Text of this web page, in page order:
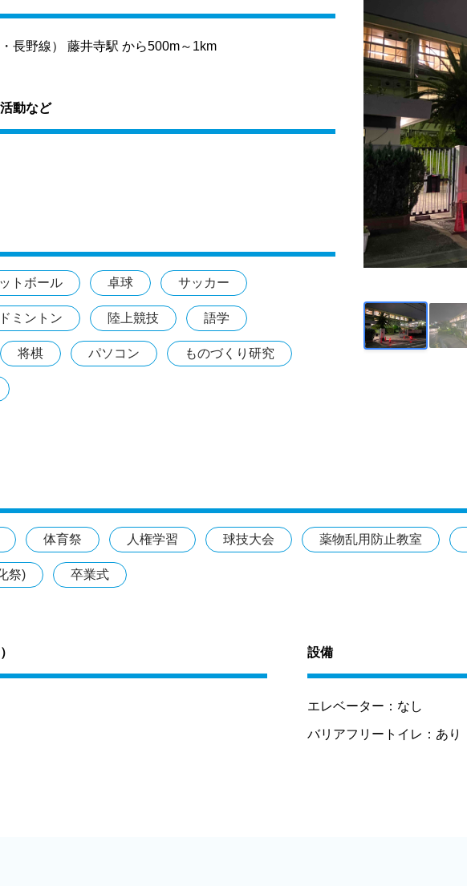
長野線） 藤井寺駅 から500m～1km
動など
トボール 卓球 サッカー
ミントン 陸上競技 語学
将棋 パソコン ものづくり研究
体育祭 人権学習 球技大会 薬物乱用防止教室
祭) 卒業式
設備
エレベーター： なし
バリアフリートイレ： あり